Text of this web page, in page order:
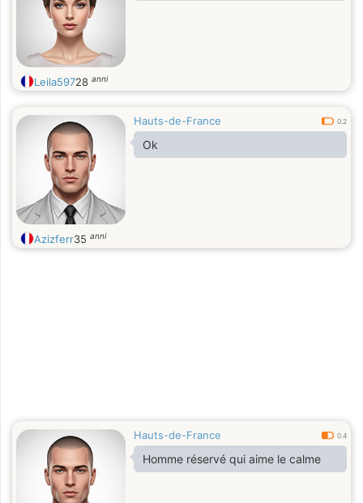
Leila59728 anni
Hauts-de-France 0.2
Ok
Azizferr35 anni
Hauts-de-France 0.4
Homme réservé qui aime le calme